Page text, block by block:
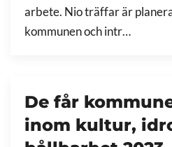
arbete. Nio träffar är
kommunen och intr…
De får
inom kultur,